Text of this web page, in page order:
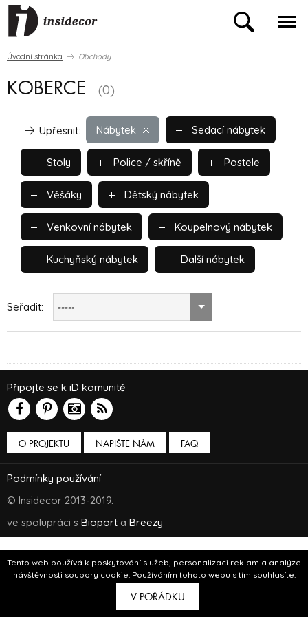
Tento web používá k poskytování služeb, personalizaci reklam a analýze
návštěvnosti soubory cookie. Používáním tohoto webu s tím souhlasíte.
V POŘÁDKU
Úvodní stránka Obchody
KOBERCE (0)
Nábytek
Upřesnit: Sedací nábytek
Stoly Police / skříně Postele
Věšáky Dětský nábytek
Venkovní nábytek Koupelnový nábytek
Kuchyňský nábytek Další nábytek
Seřadit: -----
O PROJEKTU NAPIŠTE NÁM
Připojte se k iD komunitě
FAQ
Podmínky používání
© Insidecor 2013-2019.
ve spolupráci s Bioport a Breezy